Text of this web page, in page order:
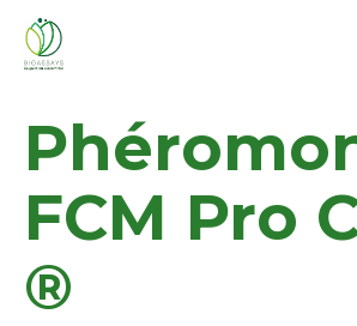
FCM Pro
®